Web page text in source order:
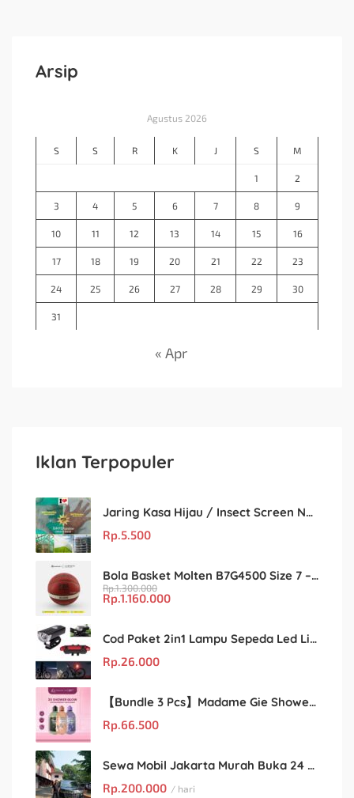
Arsip
Agustus 2026
S S R K J S M
1 2
3 4 5 6 7 8 9
10 11 12 13 14 15 16
17 18 19 20 21 22 23
24 25 26 27 28 29 30
31
« Apr
Iklan Terpopuler
Jaring Kasa Hijau / Insect Screen Net – Kualitas Terjamin & Harga Eceran Terjangkau
Rp.5.500
Bola Basket Molten B7G4500 Size 7 – Resmi FIBA & IBL
Rp.1.300.000
Rp.1.160.000
Cod Paket 2in1 Lampu Sepeda Led Light Depan Dan Belakang Rechargeable
Rp.26.000
【Bundle 3 Pcs】Madame Gie Shower Glow – Solusi Perawatan Kulit dalam Satu Paket!
Rp.66.500
Sewa Mobil Jakarta Murah Buka 24 Jam : Kian Rental
Rp.200.000 / hari